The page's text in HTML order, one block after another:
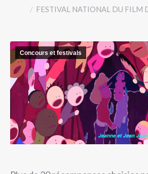
FESTIVAL NATIONAL DU FILM
Concours et festivals